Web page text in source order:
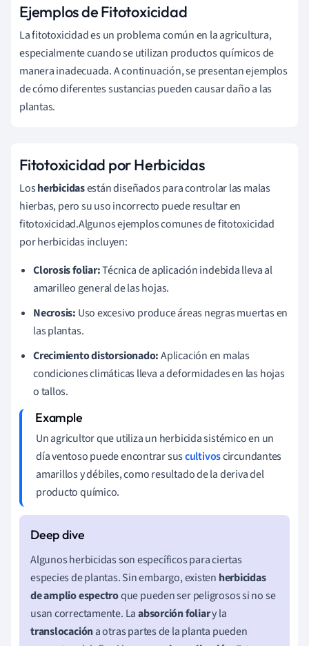
Ejemplos de Fitotoxicidad
La fitotoxicidad es un problema común en la agricultura,
especialmente cuando se utilizan productos químicos de
manera inadecuada. A continuación, se presentan ejemplos
de cómo diferentes sustancias pueden causar daño a las
plantas.
Fitotoxicidad por Herbicidas
Losherbicidasestán diseñados para controlar las malas
hierbas, pero su uso incorrecto puede resultar en
fitotoxicidad.Algunos ejemplos comunes de fitotoxicidad
por herbicidas incluyen:
Clorosis foliar:Técnica de aplicación indebida lleva al
amarilleo general de las hojas.
Necrosis: Uso excesivo produce áreas negras muertas en
las plantas.
Crecimiento distorsionado:Aplicación en malas
condiciones climáticas lleva a deformidades en las hojas
o tallos.
Un agricultor que utiliza un herbicida sistémico en un
día ventoso puede encontrar suscultivoscircundantes
amarillos y débiles, como resultado de la deriva del
producto químico.
Algunos herbicidas son específicos para ciertas
especies de plantas. Sin embargo, existen herbicidas
de amplio espectroque pueden ser peligrosos si no se
usan correctamente. Laabsorción foliary la
translocacióna otras partes de la planta pueden